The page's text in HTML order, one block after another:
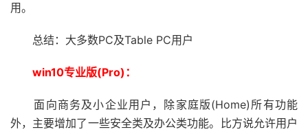
用。
总结：大多数PC及Table PC用户
win10专业版(Pro)：
面向商务及小企业用户，除家庭版(Home)所有功能
外，主要增加了一些安全类及办公类功能。比方说允许用户